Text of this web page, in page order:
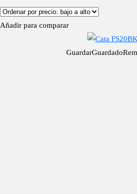
Añadir para comparar
GuardarGuardado